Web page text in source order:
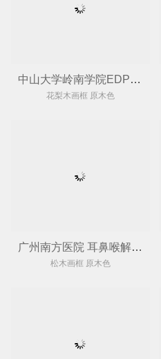
中山大学岭南学院EDP大合照 广州裱相框
花梨木画框 原木色
广州南方医院 耳鼻喉解刨示意图裱画框
松木画框 原木色